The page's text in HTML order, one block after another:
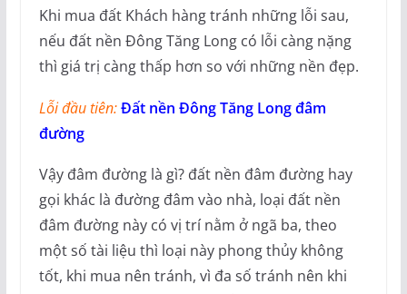
Khi mua đất Khách hàng tránh những lỗi sau,
nếu đất nền Đông Tăng Long có lỗi càng nặng
thì giá trị càng thấp hơn so với những nền đẹp.
Lỗi đầu tiên:Đất nền Đông Tăng Long đâm
đường
Vậy đâm đường là gì? đất nền đâm đường hay
gọi khác là đường đâm vào nhà, loại đất nền
đâm đường này có vị trí nằm ở ngã ba, theo
một số tài liệu thì loại này phong thủy không
tốt, khi mua nên tránh, vì đa số tránh nên khi